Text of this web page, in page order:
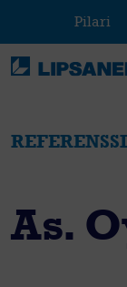
content
Pilari
As.